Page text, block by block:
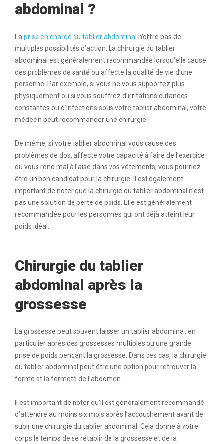
abdominal ?
Laprise en charge du tablier abdominal n’offre pas de
multiples possibilités d’action. La chirurgie du tablier
abdominal est généralement recommandée lorsqu’elle cause
des problèmes de santé ou affecte la qualité de vie d’une
personne. Par exemple, si vous ne vous supportez plus
physiquement ou si vous souffrez d’irritations cutanées
constantes ou d’infections sous votre tablier abdominal, votre
médecin peut recommander une chirurgie.
De même, si votre tablier abdominal vous cause des
problèmes de dos, affecte votre capacité à faire de l’exercice
ou vous rend mal à l’aise dans vos vêtements, vous pourriez
être un bon candidat pour la chirurgie. Il est également
important de noter que la chirurgie du tablier abdominal n’est
pas une solution de perte de poids. Elle est généralement
recommandée pour les personnes qui ont déjà atteint leur
poids idéal.
Chirurgie du tablier
abdominal après la
grossesse
La grossesse peut souvent laisser un tablier abdominal, en
particulier après des grossesses multiples ou une grande
prise de poids pendant la grossesse. Dans ces cas, la chirurgie
du tablier abdominal peut être une option pour retrouver la
forme et la fermeté de l’abdomen.
Il est important de noter qu’il est généralement recommandé
d’attendre au moins six mois après l’accouchement avant de
subir une chirurgie du tablier abdominal. Cela donne à votre
corps le temps de se rétablir de la grossesse et de la